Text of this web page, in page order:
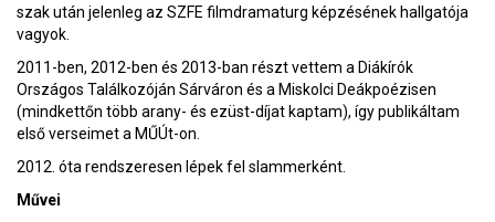
szak után jelenleg az SZFE filmdramaturg képzésének hallgatója
vagyok.
2011-ben, 2012-ben és 2013-ban részt vettem a Diákírók
Országos Találkozóján Sárváron és a Miskolci Deákpoézisen
(mindkettőn több arany- és ezüst-díjat kaptam), így publikáltam
első verseimet a MŰÚt-on.
2012. óta rendszeresen lépek fel slammerként.
Művei